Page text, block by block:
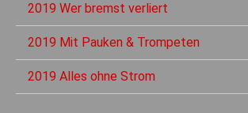
2019 Wer bremst verliert
2019 Mit Pauken & Trompeten
2019 Alles ohne Strom